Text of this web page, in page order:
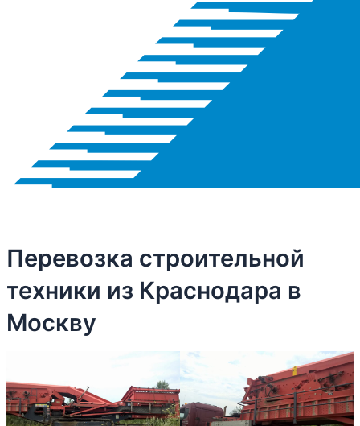
Перевозка строительной
техники из Краснодара в
Москву